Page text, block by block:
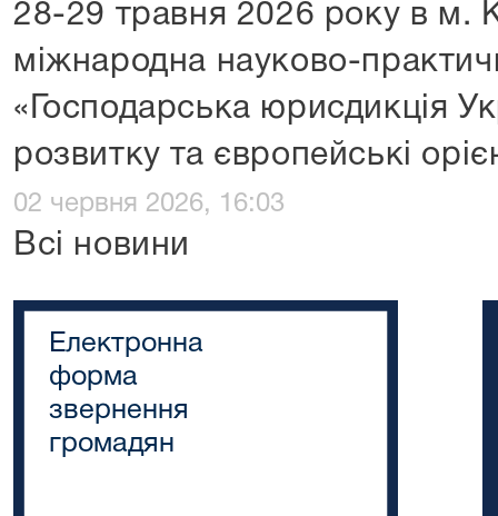
28-29 травня 2026 року в м.
міжнародна науково-
«Господарська юрисдикція
розвитку та європейські
02 червня 2026, 16:03
Всі новини
Електронна
форма
звернення
громадян